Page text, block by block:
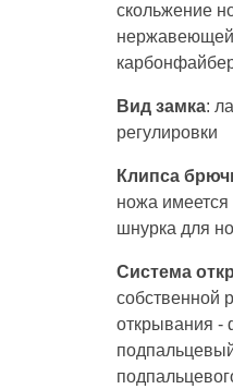
скольжение
нержавеющей
Вид замка:
регулировки
Клипса
ножа имеется
шнурка для
Система
собственной
открывания -